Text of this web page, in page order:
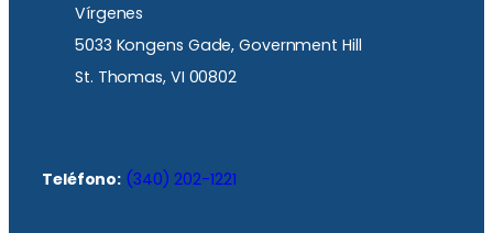
Vírgenes
5033 Kongens Gade, Government Hill
St. Thomas, VI 00802
Teléfono: (340) 202-1221